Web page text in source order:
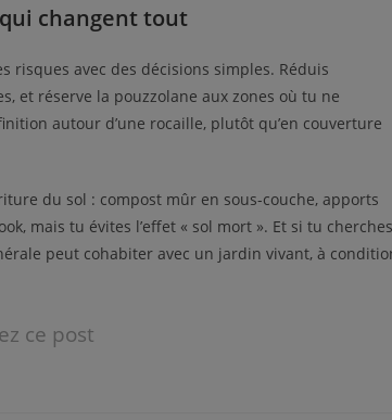
changent tout
risques avec des décisions simples. Réduis
et réserve la pouzzolane aux zones où tu ne
autour d’une rocaille, plutôt qu’en couverture
du sol : compost mûr en sous-couche, apports
mais tu évites l’effet « sol mort ». Et si tu cherches
peut cohabiter avec un jardin vivant, à
ce post